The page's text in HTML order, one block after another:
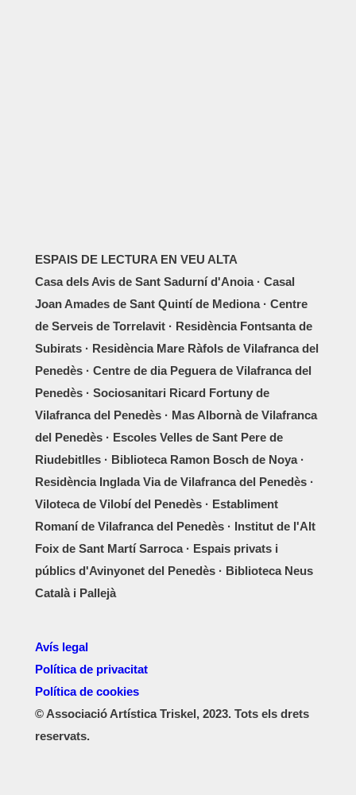
ESPAIS DE LECTURA EN VEU ALTA
Casa dels Avis de Sant Sadurní d'Anoia · Casal
Joan Amades de Sant Quintí de Mediona · Centre
de Serveis de Torrelavit · Residència Fontsanta de
Subirats · Residència Mare Ràfols de Vilafranca del
Penedès · Centre de dia Peguera de Vilafranca del
Penedès · Sociosanitari Ricard Fortuny de
Vilafranca del Penedès · Mas Albornà de Vilafranca
del Penedès · Escoles Velles de Sant Pere de
Riudebitlles · Biblioteca Ramon Bosch de Noya ·
Residència Inglada Via de Vilafranca del Penedès ·
Viloteca de Vilobí del Penedès · Establiment
Romaní de Vilafranca del Penedès · Institut de l'Alt
Foix de Sant Martí Sarroca · Espais privats i
públics d'Avinyonet del Penedès · Biblioteca Neus
Català i Pallejà
Avís legal
Política de privacitat
Política de cookies
© Associació Artística Triskel, 2023. Tots els drets
reservats.